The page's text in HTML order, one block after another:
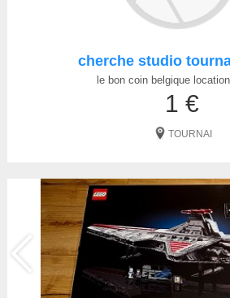
cherche studio
le bon coin belgique
1 €
TOURNAI